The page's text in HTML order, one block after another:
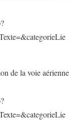
de la voie aérienne